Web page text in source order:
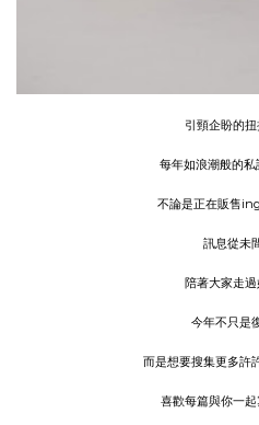
引頸企盼的
每年如浪潮般的
不論是正在販售
訊息從未
陪著大家走
今年不只是
而是想要搜集更多許
喜歡每篇與你一